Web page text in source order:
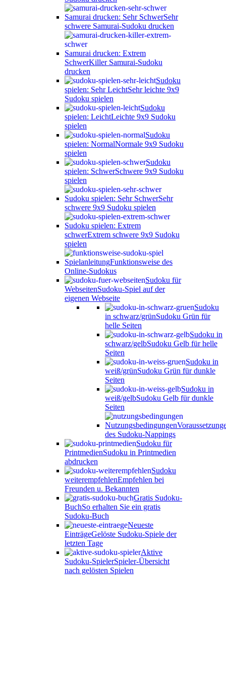
Samurai drucken: Sehr SchwerSehr
schwere Samurai-Sudoku drucken
Samurai drucken: Extrem
SchwerKiller Samurai-Sudoku
drucken
Sudoku
spielen: Sehr LeichtSehr leichte 9x9
Sudoku spielen
Sudoku
spielen: LeichtLeichte 9x9 Sudoku
spielen
Sudoku
spielen: NormalNormale 9x9 Sudoku
spielen
Sudoku
spielen: SchwerSchwere 9x9 Sudoku
spielen
Sudoku spielen: Sehr SchwerSehr
schwere 9x9 Sudoku spielen
Sudoku spielen: Extrem
schwerExtrem schwere 9x9 Sudoku
spielen
SpielanleitungFunktionsweise des
Online-Sudokus
Sudoku für
WebseitenSudoku-Spiel auf der
eigenen Webseite
Sudoku
in schwarz/grünSudoku Grün für
helle Seiten
Sudoku in
schwarz/gelbSudoku Gelb für helle
Seiten
Sudoku in
weiß/grünSudoku Grün für dunkle
Seiten
Sudoku in
weiß/gelbSudoku Gelb für dunkle
Seiten
Nutzungsbedingungen
des Sudoku-Nappings
Sudoku für
PrintmedienSudoku in Printmedien
abdrucken
Sudoku
weiterempfehlenEmpfehlen bei
Freunden u. Bekannten
Gratis Sudoku-
BuchSo erhalten Sie ein gratis
Sudoku-Buch
Neueste
EinträgeGelöste Sudoku-Spiele der
letzten Tage
Aktive
Sudoku-SpielerSpieler-Übersicht
nach gelösten Spielen